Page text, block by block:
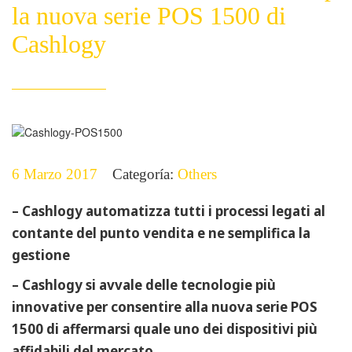
la nuova serie POS 1500 di
Cashlogy
6 Marzo 2017 Categoría: Others
– Cashlogy automatizza tutti i processi legati al
contante del punto vendita e ne semplifica la
gestione
– Cashlogy si avvale delle tecnologie più
innovative per consentire alla nuova serie POS
1500 di affermarsi quale uno dei dispositivi più